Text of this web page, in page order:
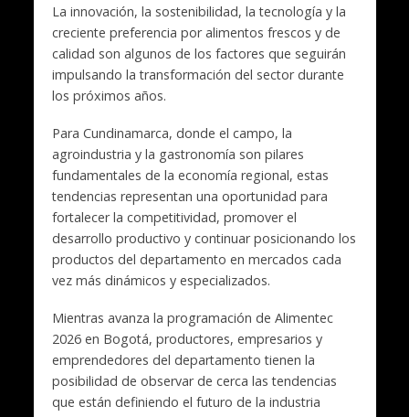
La innovación, la sostenibilidad, la tecnología y la
creciente preferencia por alimentos frescos y de
calidad son algunos de los factores que seguirán
impulsando la transformación del sector durante
los próximos años.
Para Cundinamarca, donde el campo, la
agroindustria y la gastronomía son pilares
fundamentales de la economía regional, estas
tendencias representan una oportunidad para
fortalecer la competitividad, promover el
desarrollo productivo y continuar posicionando los
productos del departamento en mercados cada
vez más dinámicos y especializados.
Mientras avanza la programación de Alimentec
2026 en Bogotá, productores, empresarios y
emprendedores del departamento tienen la
posibilidad de observar de cerca las tendencias
que están definiendo el futuro de la industria